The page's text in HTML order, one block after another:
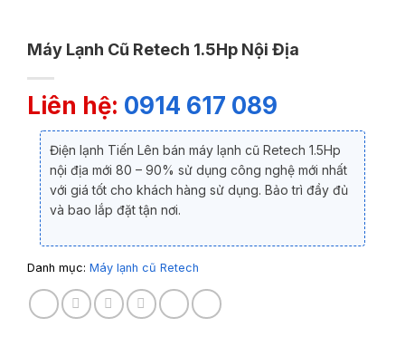
Máy Lạnh Cũ Retech 1.5Hp Nội Địa
Liên hệ: 0914 617 089
Điện lạnh Tiến Lên bán máy lạnh cũ Retech 1.5Hp
nội địa mới 80 – 90% sử dụng công nghệ mới nhất
với giá tốt cho khách hàng sử dụng. Bảo trì đầy đủ
và bao lắp đặt tận nơi.
Danh mục: Máy lạnh cũ Retech